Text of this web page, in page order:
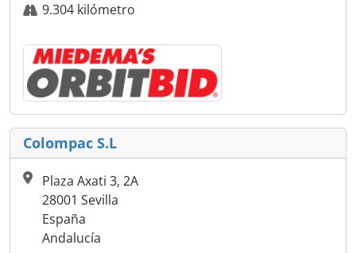
9.304 kilómetro
Colompac S.L
Plaza Axati 3, 2A
28001 Sevilla
España
Andalucía